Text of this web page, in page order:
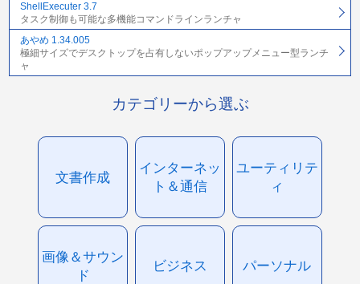
ShellExecuter 3.7
タスク制御も可能な多機能コマンドラインランチャ
あやめ 1.34.005
極細サイズでデスクトップを占有しないポップアップメニュー型ランチ
ャ
カテゴリーから選ぶ
文書作成
インターネッ
ト＆通信
ユーティリテ
ィ
画像＆サウン
ド
ビジネス パーソナル